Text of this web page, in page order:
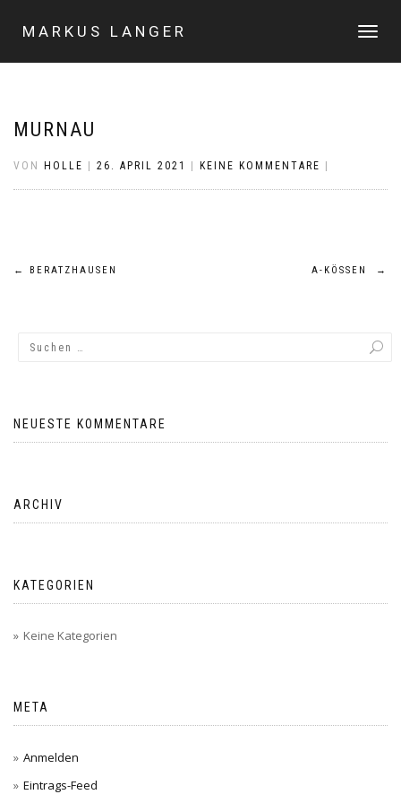
MARKUS LANGER
MURNAU
VON HOLLE 26. APRIL 2021 KEINE KOMMENTARE
Beitragsnavigation
← BERATZHAUSEN A-KÖSSEN →
NEUESTE KOMMENTARE
ARCHIV
KATEGORIEN
Keine Kategorien
META
Anmelden
Eintrags-Feed